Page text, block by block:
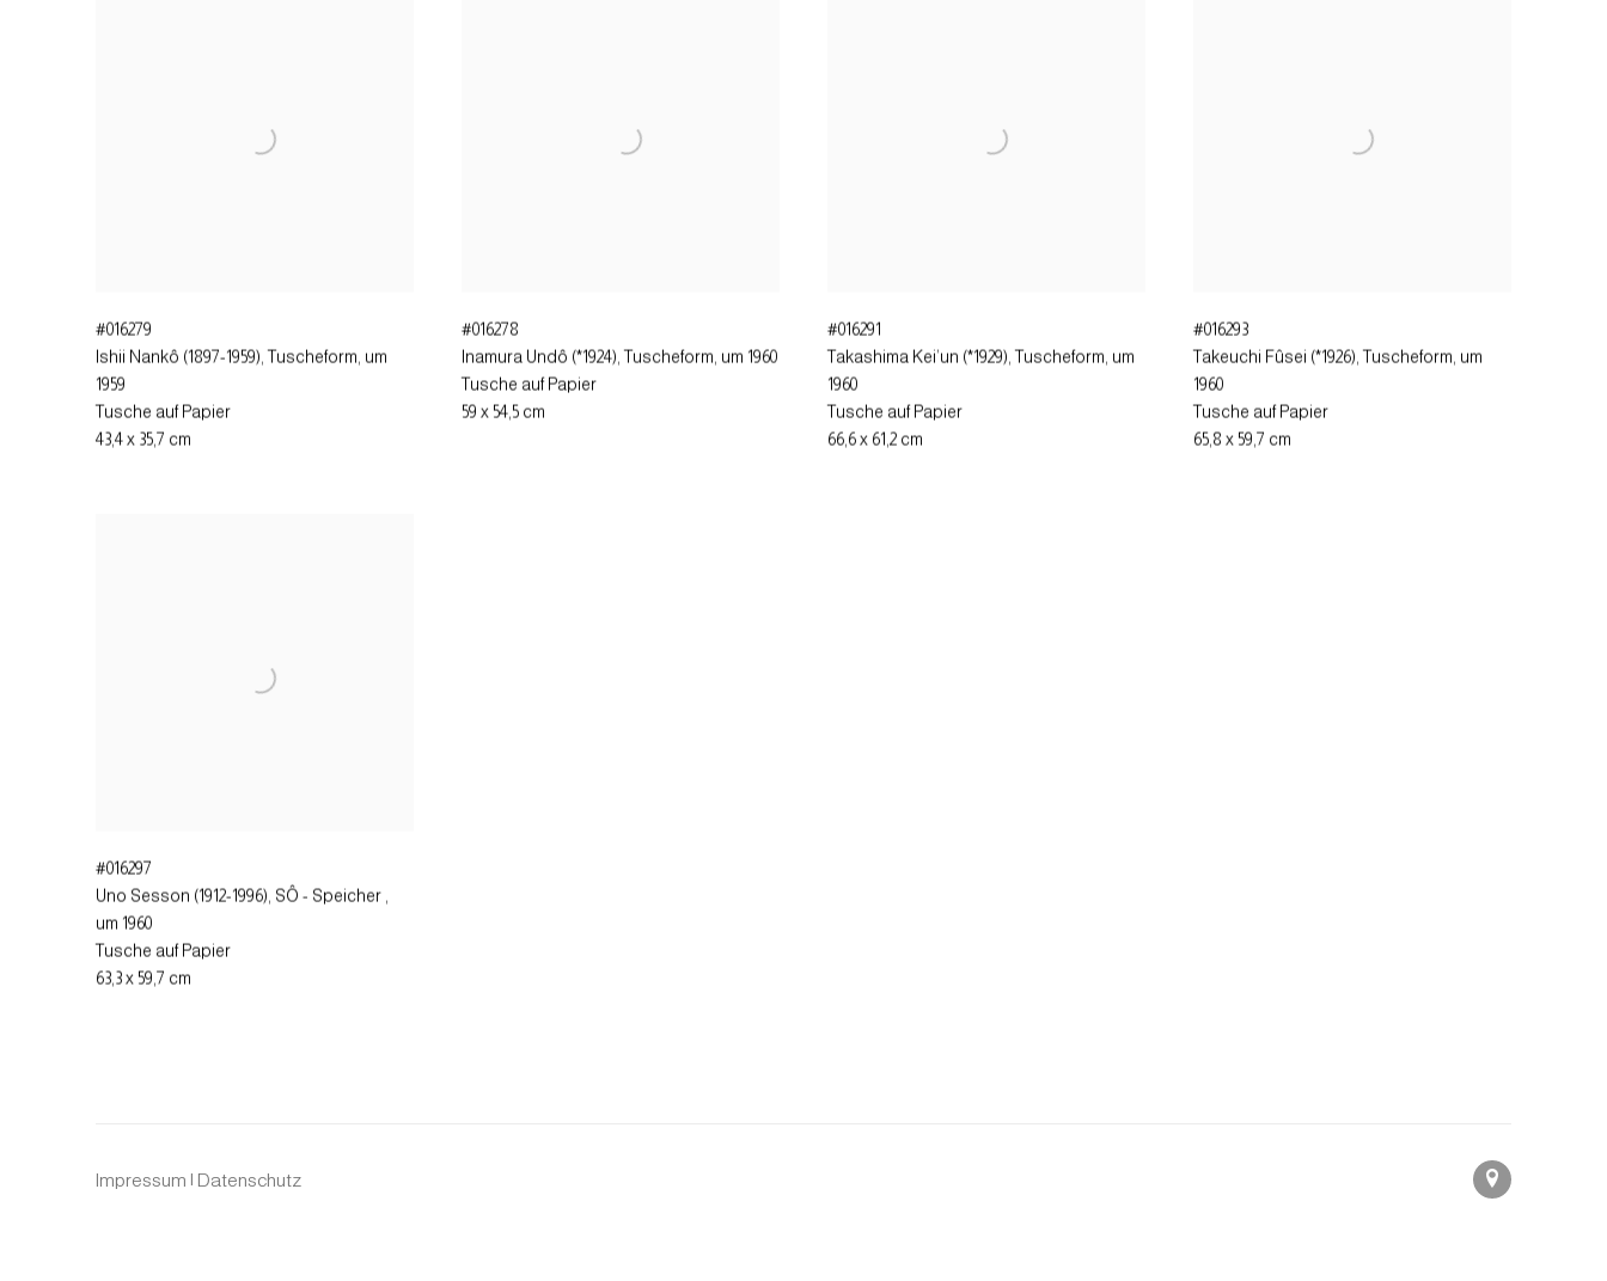
#016279
Ishii Nankô (1897-1959), Tuscheform um
1959
Tusche auf Papier
43,4 x 35,7 cm
#016278
Inamura Undô (*1924), Tuscheform um 1960
Tusche auf Papier
59 x 54,5 cm
#016291
Takashima Kei’un (*1929), Tuscheform um
1960
Tusche auf Papier
66,6 x 61,2 cm
#016293
Takeuchi Fûsei (*1926), Tuscheform um
1960
Tusche auf Papier
65,8 x 59,7 cm
#016297
Uno Sesson (1912-1996), SÔ - Speicher
um 1960
Tusche auf Papier
63,3 x 59,7 cm
Impressum | Datenschutz